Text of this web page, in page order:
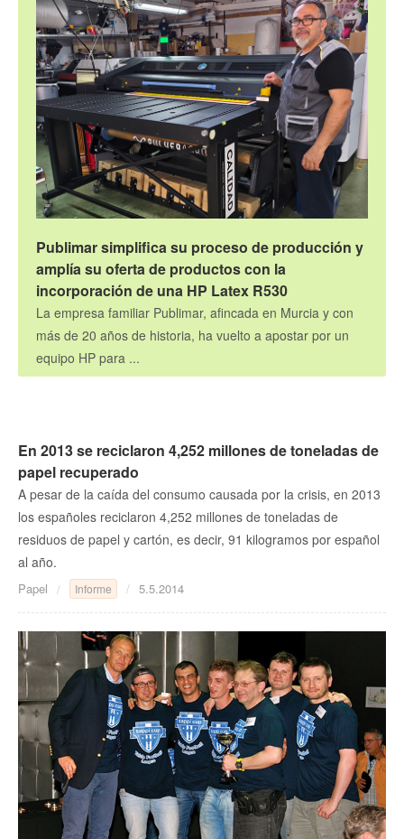
Publimar simplifica su proceso de producción y
amplía su oferta de productos con la
incorporación de una HP Latex R530
La empresa familiar Publimar, afincada en Murcia y con
más de 20 años de historia, ha vuelto a apostar por un
equipo HP para ...
En 2013 se reciclaron 4,252 millones de toneladas de
papel recuperado
A pesar de la caída del consumo causada por la crisis, en 2013
los españoles reciclaron 4,252 millones de toneladas de
residuos de papel y cartón, es decir, 91 kilogramos por español
al año.
Papel Informe 5.5.2014